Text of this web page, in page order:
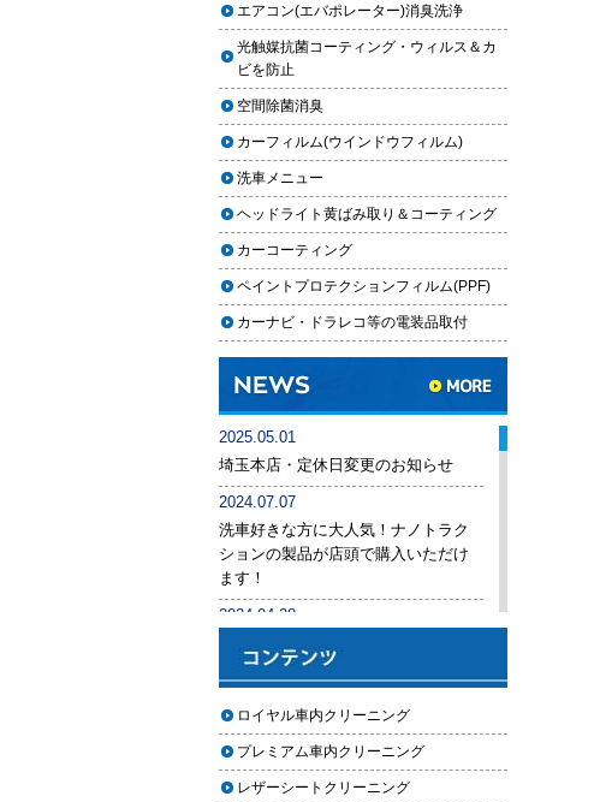
車のドアロック修理の料金と作業
手順
【2026年最新】車の花粉シミを
「科学」で制す。雨上がりの固着
を防ぐ「足軽加工」と抗酸化防衛
論
車内クリーニングは自分ででき
る？DIY清掃と業者依頼の違い・限
界を徹底解説
車内クリーニングで失敗する人の
共通点｜やってはいけない5つの判
断ミス
後悔しないために必ず確認すべき5
つのポイント
果を感じない人が見落としている3
つの原因
【2026年版】車内クリーニングは
自分でできる？プロに頼むべき境
界線と失敗例
い原因とは？タバコ・ペット・カ
ビ別の正しい対処法
【2026年版】車内クリーニングは
エアコン(エバポレーター)消臭洗浄
光触媒抗菌コーティング・ウィルス＆カ
ビを防止
空間除菌消臭
カーフィルム(ウインドウフィルム)
洗車メニュー
ヘッドライト黄ばみ取り＆コーティング
カーコーティング
ペイントプロテクションフィルム(PPF)
カーナビ・ドラレコ等の電装品取付
2025.05.01
埼玉本店・定休日変更のお知らせ
2024.07.07
洗車好きな方に大人気！ナノトラク
ションの製品が店頭で購入いただけ
ます！
2024.04.28
リース
2024年ゴールデンウィーク期間中の
営業予定（埼玉本店・東京足立店・
秋田能代店）
ロイヤル車内クリーニング
プレミアム車内クリーニング
レザーシートクリーニング